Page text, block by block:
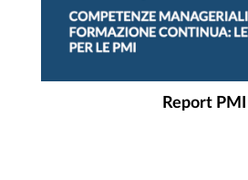
Report PMI